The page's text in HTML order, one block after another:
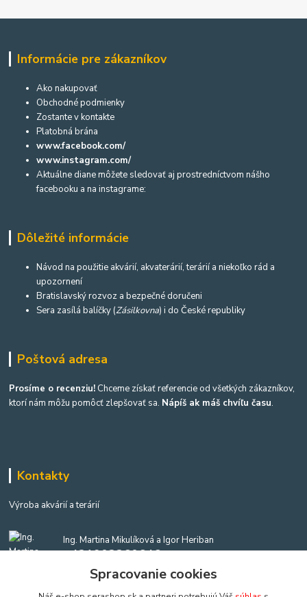
Informácie pre zákazníkov
Ako nakupovať
Obchodné podmienky
Zostante v kontakte
Platobná brána
www.facebook.com/
www.instagram.com/
Aktuálne diane môžete sledovať aj prostredníctvom nášho
facebooku a na instagrame:
Dôležité informácie
Návod na použitie akvárií, akvaterárií, terárií a niekoľko rád a
upozornení
Bratislavský rozvoz a bezpečné doručeni
Sera zasílá balíčky (Zásilkovna) i do České republiky
Poštová adresa
Prosíme o recenziu! Chceme získať referencie od všetkých zákazníkov,
ktorí nám môžu pomôcť zlepšovať sa. Nápíš ak máš chvíľu času.
Kontakty
Výroba akvárií a terárií
Ing. Martina Mikulíková a Igor Heriban
+421903360646
(Po-Pia, 8-16 hod.)
Spracovanie cookies